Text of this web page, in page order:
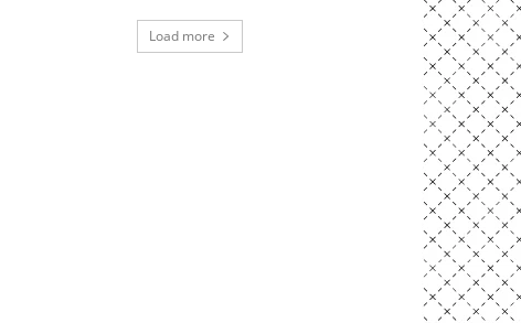
Load more